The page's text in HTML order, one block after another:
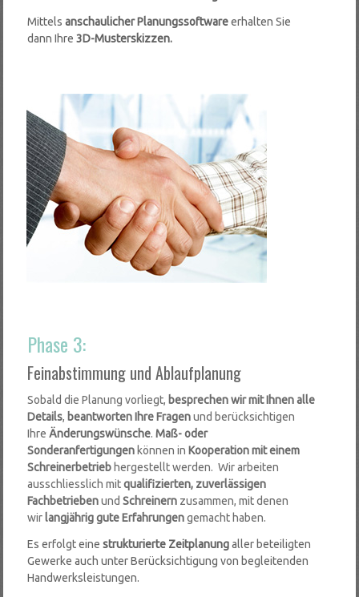
Mittelsanschaulicher Planungssoftwareerhalten Sie
dann Ihre 3D-Musterskizzen.
Phase 3:
Feinabstimmung und Ablaufplanung
Sobald die Planung vorliegt, besprechen wir mit Ihnen alle
Details, beantworten Ihre Fragenund berücksichtigen
IhreÄnderungswünsche.Maß- oder
Sonderanfertigungen können in Kooperation mit einem
Schreinerbetrieb hergestellt werden. Wir arbeiten
ausschliesslich mitqualifizierten, zuverlässigen
FachbetriebenundSchreinern zusammen, mit denen
wir langjährig gute Erfahrungengemacht haben.
Es erfolgt einestrukturierte Zeitplanungaller beteiligten
Gewerke auch unter Berücksichtigung von begleitenden
Handwerksleistungen.